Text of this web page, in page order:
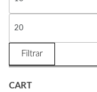
Filtrar
CART